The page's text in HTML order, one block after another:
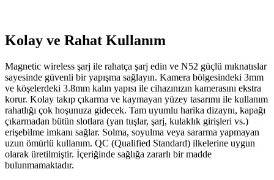
Kolay ve Rahat Kullanım
Magnetic wireless şarj ile rahatça şarj edin ve N52 güçlü mıknatıslar
sayesinde güvenli bir yapışma sağlayın. Kamera bölgesindeki 3mm
ve köşelerdeki 3.8mm kalın yapısı ile cihazınızın kamerasını ekstra
korur. Kolay takıp çıkarma ve kaymayan yüzey tasarımı ile kullanım
rahatlığı çok hoşunuza gidecek. Tam uyumlu harika dizaynı, kapağı
çıkarmadan bütün slotlara (yan tuşlar, şarj, kulaklık girişleri vs.)
erişebilme imkanı sağlar. Solma, soyulma veya sararma yapmayan
uzun ömürlü kullanım. QC (Qualified Standard) ilkelerine uygun
olarak üretilmiştir. İçeriğinde sağlığa zararlı bir madde
bulunmamaktadır.